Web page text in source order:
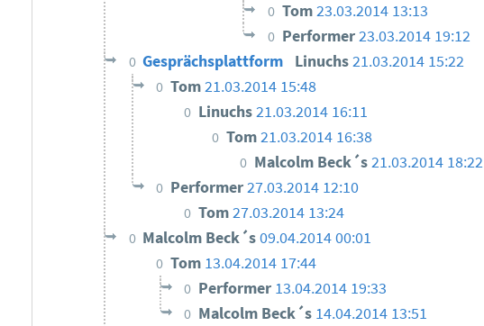
0 Tom23.03.2014 13:13
0 Performer23.03.2014 19:12
0 Gesprächsplattform Linuchs21.03.2014 15:22
0 Tom21.03.2014 15:48
0 Linuchs21.03.2014 16:11
0 Tom21.03.2014 16:38
0 Malcolm Beck´s21.03.2014 18:22
0 Performer27.03.2014 12:10
0 Tom27.03.2014 13:24
0 Malcolm Beck´s09.04.2014 00:01
0 Tom 13.04.2014 17:44
0 Performer 13.04.2014 19:33
0 Malcolm Beck´s 14.04.2014 13:51